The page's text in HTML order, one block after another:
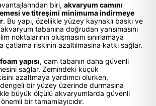
biri, akvaryum camını
ve titreşimi minimuma indirmeye
. Bu yapı, özellikle yüzey kaynaklı baskı ve
tabanına doğrudan yansımasını
noktalarının oluşmasını sınırlamaya
çatlama riskinin azaltılmasına katkı sağlar.
yapısı, cam tabanın daha güvenli
sağlar. Zemindeki küçük
azaltmaya yardımcı olurken,
bir yüzey üzerinde durmasına
büyük ölçülü akvaryumlarda güvenli
bir tamamlayıcıdır.